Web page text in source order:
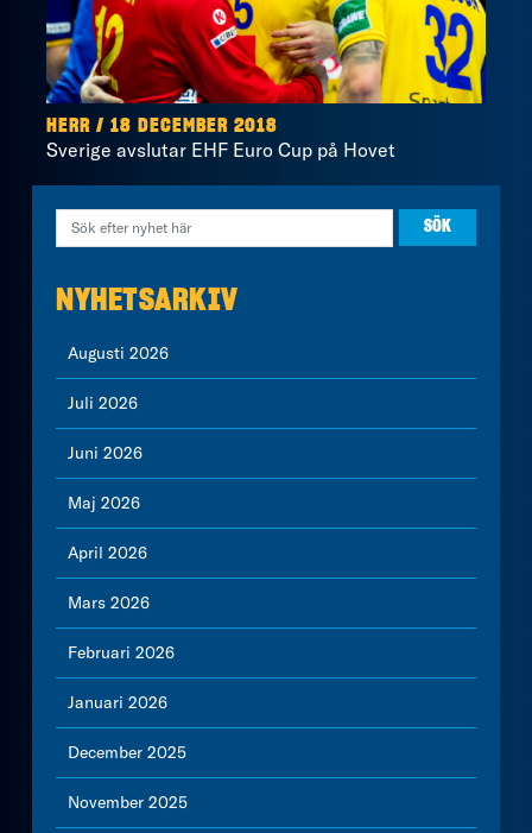
HERR / 18 DECEMBER 2018
Sverige avslutar EHF Euro Cup på Hovet
NYHETSARKIV
Augusti 2026
Juli 2026
Juni 2026
Maj 2026
April 2026
Mars 2026
Februari 2026
Januari 2026
December 2025
November 2025